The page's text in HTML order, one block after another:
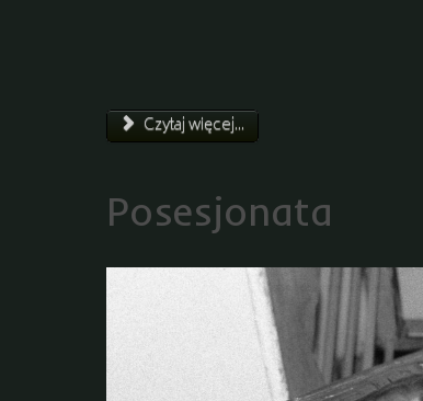
Czytaj więcej...
Posesjonata